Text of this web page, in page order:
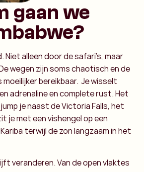
gaan we
Niet alleen door de safari’s, maar
wegen zijn soms chaotisch en de
bereikbaar. Je wisselt
adrenaline en complete rust. Het
je naast de Victoria Falls, het
je met een vishengel op een
terwijl de zon langzaam in het
veranderen. Van de open vlaktes